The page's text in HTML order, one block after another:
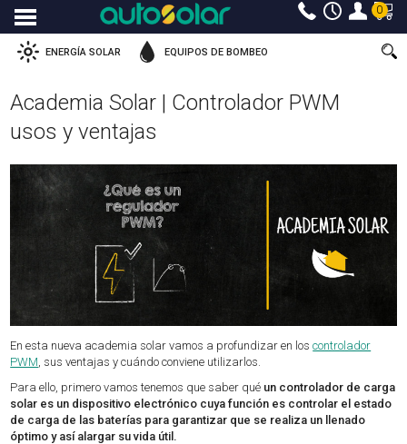
Menu 0
ENERGÍA SOLAR EQUIPOS DE BOMBEO
Academia Solar | Controlador PWM
usos y ventajas
En esta nueva academia solar vamos a profundizar en loscontrolador
PWM ​, sus ventajas y cuándo conviene utilizarlos.
Para ello, primero vamos tenemos que saber qué un controlador de carga
solar es un dispositivo electrónico cuya función es controlar el estado
de carga de las baterías para garantizar que se realiza un llenado
óptimo y así alargar su vida útil.